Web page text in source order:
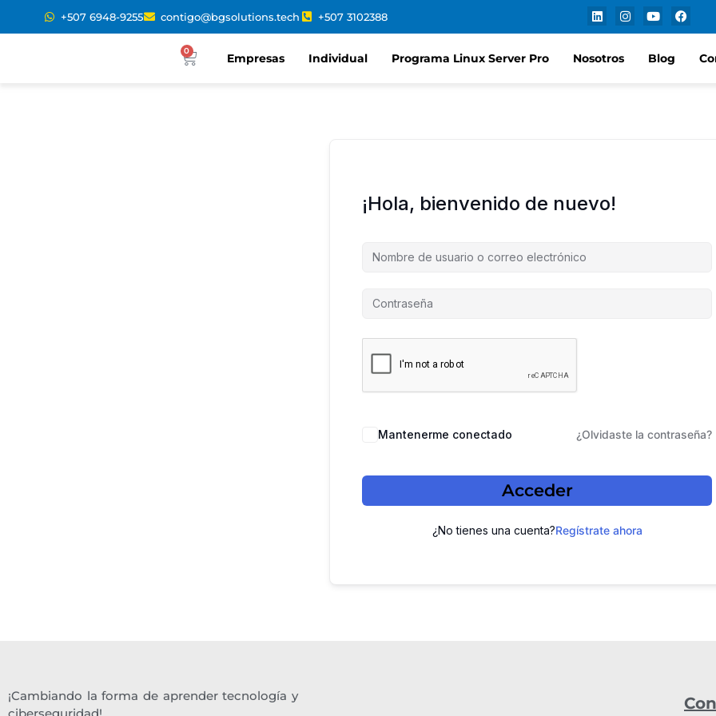
+507 6948-9255 contigo@bgsolutions.tech +507 3102388
0
Empresas Individual Programa Linux Server Pro Nosotros Blog
¡Hola, bienvenido de nuevo!
Mantenerme conectado ¿Olvidaste la contraseña?
Acceder
¿No tienes una cuenta?Regístrate ahora
¡Cambiando la forma de aprender tecnología y